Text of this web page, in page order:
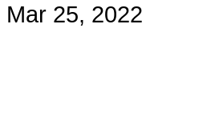
Mar 25, 2022